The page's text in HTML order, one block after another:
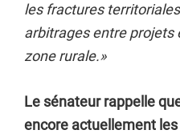
les fractures
arbitrages entre projets
zone rurale.»
Le sénateur rappelle
encore actuellement